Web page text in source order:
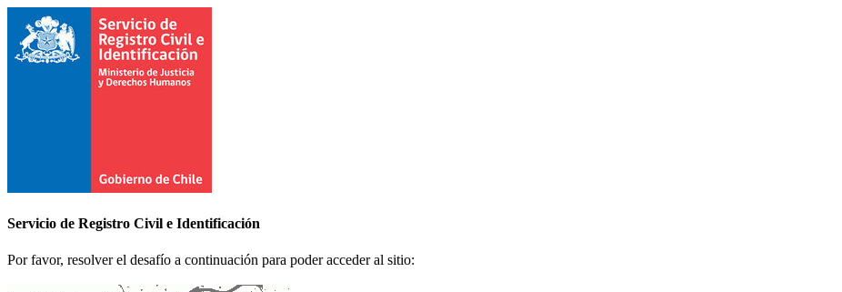
Servicio de Registro Civil e Identificación
Por favor, resolver el desafío a continuación para poder acceder al sitio: